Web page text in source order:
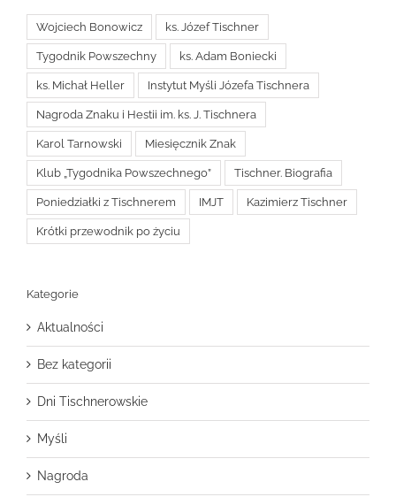
Wojciech Bonowicz ks. Józef Tischner
Tygodnik Powszechny ks. Adam Boniecki
ks. Michał Heller Instytut Myśli Józefa Tischnera
Nagroda Znaku i Hestii im. ks. J. Tischnera
Karol Tarnowski Miesięcznik Znak
Klub „Tygodnika Powszechnego” Tischner. Biografia
Poniedziałki z Tischnerem IMJT Kazimierz Tischner
Krótki przewodnik po życiu
Kategorie
Aktualności
Bez kategorii
Dni Tischnerowskie
Myśli
Nagroda